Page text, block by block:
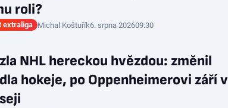
roli?
extraliga Michal Koštuřík6. srpna 202609:30
NHL hereckou hvězdou: změnil
hokeje, po Oppenheimerovi září v